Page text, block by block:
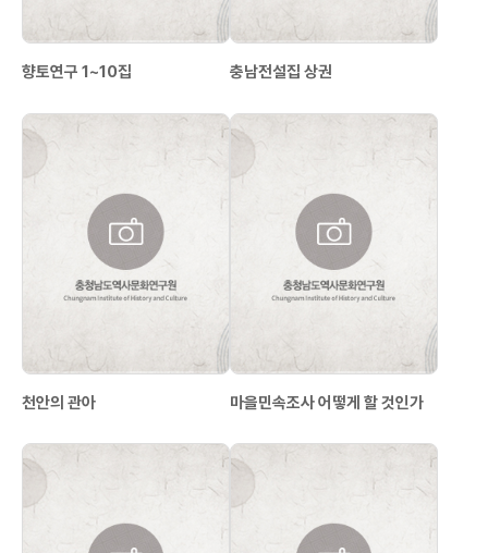
향토연구 1~10집 충남전설집 상권
천안의 관아 마을민속조사 어떻게 할 것인가